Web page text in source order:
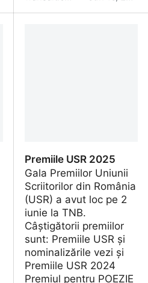
Premiile USR 2025
Gala Premiilor Uniunii
Scriitorilor din România
(USR) a avut loc pe 2
iunie la TNB.
Câștigătorii premiilor
sunt: Premiile USR și
nominalizările vezi și
Premiile USR 2024
Premiul pentru POEZIE